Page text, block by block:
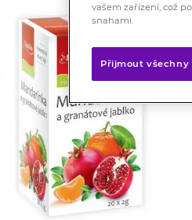
vašem zařízení, což
snahami.
Přijmout všechny